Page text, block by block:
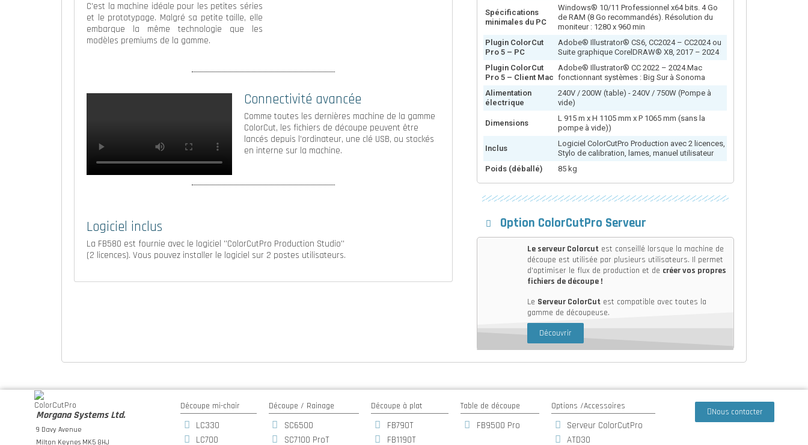
C'est la machine idéale pour les petites séries
et le prototypage. Malgré sa petite taille, elle
embarque la même technologie que les
modèles premiums de la gamme.
Connectivité avancée
Comme toutes les dernières machine de la gamme
ColorCut, les fichiers de découpe peuvent être
lancés depuis l'ordinateur, une clé USB, ou stockés
en interne sur la machine.
Logiciel inclus
La FB580 est fournie avec le logiciel ''ColorCutPro Production Studio''
(2 licences). Vous pouvez installer le logiciel sur 2 postes utilisateurs.
Spécifications
minimales du PC
Windows® 10/11 Professionnel x64 bits. 4 Go
de RAM (8 Go recommandés). Résolution du
moniteur : 1280 x 960 min
Plugin ColorCut
Pro 5 – PC
Adobe® Illustrator® CS6, CC2024 – CC2024 ou
Suite graphique CorelDRAW® X8, 2017 – 2024
Plugin ColorCut
Pro 5 – Client Mac
Adobe® Illustrator® CC 2022 – 2024.Mac
fonctionnant systèmes : Big Sur à Sonoma
Alimentation
électrique
240V / 200W (table) - 240V / 750W (Pompe à
vide)
Dimensions
L 915 m x H 1105 mm x P 1065 mm (sans la
pompe à vide))
Inclus
Logiciel ColorCutPro Production avec 2 licences,
Stylo de calibration, lames, manuel utilisateur
Poids (déballé)
85 kg
Option ColorCutPro Serveur
Le serveur Colorcut est conseillé lorsque la machine de
découpe est utilisée par plusieurs utilisateurs. Il permet
d'optimiser le flux de production et de créer vos propres
fichiers de découpe !
Le Serveur ColorCut est compatible avec toutes la
gamme de découpeuse.
Découvrir
Morgana Systems Ltd.
9 Davy Avenue
Milton Keynes MK5 8HJ
Découpe mi-chair
LC330
LC700
Découpe / Rainage
SC6500
SC7100 ProT
Découpe à plat
FB790T
FB1190T
Table de découpe
FB9500 Pro
Options /Accessoires
Serveur ColorCutPro
ATD30
Nous contacter